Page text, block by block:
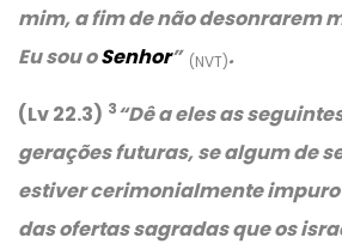
mim, a fim de não desonrarem
Eu sou oSenhor” (NVT).
(Lv 22.3) 3“Dê a eles as
gerações futuras, se algum de
estiver cerimonialmente
das ofertas sagradas que os